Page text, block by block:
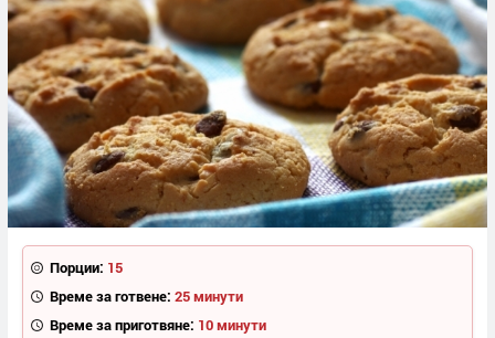
Порции: 15
Време за готвене: 25 минути
Време за приготвяне: 10 минути